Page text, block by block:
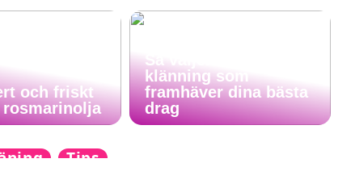
och friskt
rosmarinolja
Så väljer du en
klänning som
framhäver dina bästa
drag
Tips